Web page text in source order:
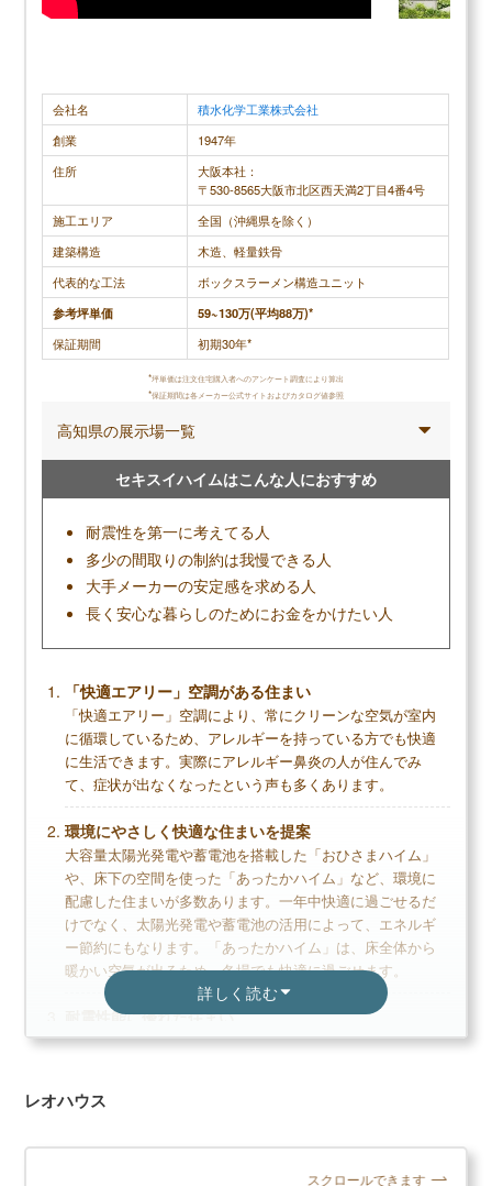
るのでしょう。 ただ、セールスや設計については担
験の少ない人が多いからだと思います。私は収納、
外構の提案力がない担当にあたり、妻が泣いてま
す。。 アフターフォローは弱いです。ルールに決め
られたことをやるだけです。 値段はなんでも高いで
す。高い理由は国内生産、固定費が高いのでしょ
う。プライドも高いです。
性、耐震性
き戸を多用
で引き戸を
調査概要
調査方法：インターネット調査
調査対象：積水ハウスで注文住宅を建てた人
メリット
高い耐震性で地震がきても住み続けられる
開放感あふれるリビングなど間取りの自由度が
高い
性能もデザイン性も一級品の外壁(ベルバーン)
永年保証など手厚いサポートで生涯安心して暮
らせる
デメリット
高価格帯なのできちんとしたローン計画が必要
断熱性能は平均点くらい
無料+3分で完了
【LIFULL公式】
カタログを一括で取り寄せる
詳しく読む
会社名
積水化学工業株式会社
創業
1947年
住所
大阪本社：
〒530-8565大阪市北区西天満2丁目4番4号
施工エリア
全国（沖縄県を除く）
建築構造
木造、軽量鉄骨
代表的な工法
ボックスラーメン構造ユニット
参考坪単価
59~130万(平均88万)*
保証期間
初期30年*
*坪単価は注文住宅購入者へのアンケート調査により算出
*保証期間は各メーカー公式サイトおよびカタログ値参照
高知県の展示場一覧
セキスイハイムはこんな人におすすめ
耐震性を第一に考えてる人
多少の間取りの制約は我慢できる人
大手メーカーの安定感を求める人
長く安心な暮らしのためにお金をかけたい人
「快適エアリー」空調がある住まい
「快適エアリー」空調により、常にクリーンな空気が室内
に循環しているため、アレルギーを持っている方でも快適
に生活できます。実際にアレルギー鼻炎の人が住んでみ
て、症状が出なくなったという声も多くあります。
環境にやさしく快適な住まいを提案
大容量太陽光発電や蓄電池を搭載した「おひさまハイム」
や、床下の空間を使った「あったかハイム」など、環境に
配慮した住まいが多数あります。一年中快適に過ごせるだ
けでなく、太陽光発電や蓄電池の活用によって、エネルギ
ー節約にもなります。「あったかハイム」は、床全体から
暖かい空気が出るため、冬場でも快適に過ごせます。
耐震性能に優れた住まい
鉄骨住宅には、太くて強固な柱と梁の枠を強力に接合し、
にも耐えられるボルトを使って接合することで、耐震性能
レオハウス
スクロールできます